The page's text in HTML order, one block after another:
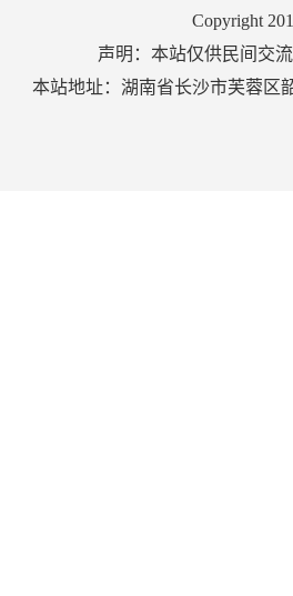
Copyright
声明：本站仅供民间交
本站地址：湖南省长沙市芙蓉区